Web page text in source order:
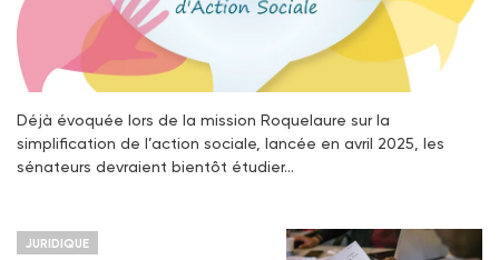
Déjà évoquée lors de la mission Roquelaure sur la
simplification de l’action sociale, lancée en avril 2025, les
sénateurs devraient bientôt étudier…
JURIDIQUE